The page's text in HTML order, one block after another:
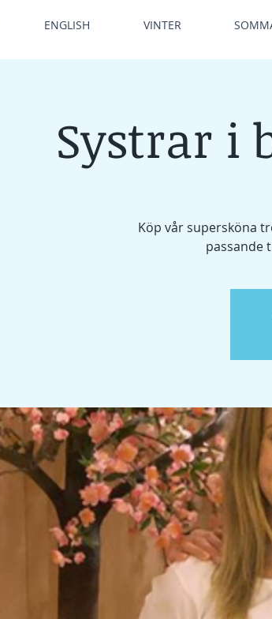
ENGLISH VINTER
Systrar i
Köp vår supersköna
passande